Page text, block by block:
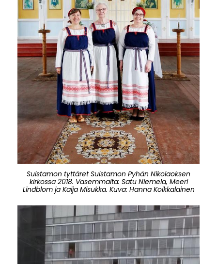
Suistamon tyttäret Suistamon Pyhän Nikolaoksen
kirkossa 2018. Vasemmalta: Satu Niemelä, Meeri
Lindblom ja Kaija Misukka. Kuva: Hanna Koikkalainen